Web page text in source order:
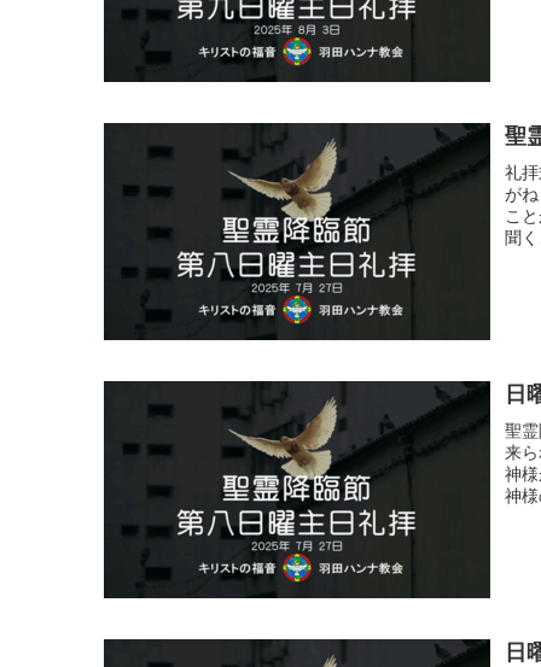
聖
礼
が
こ
聞
日
聖
来
神
神
日